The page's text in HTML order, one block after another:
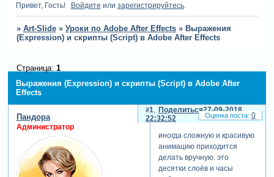
Привет, Гость! Войдите или зарегистрируйтесь.
» Art-Slide » Уроки по Adobe After Effects » Выражения
(Expression) и скрипты (Script) в Adobe After Effects
Выражения (Expression) и скрипты (Script) в Adobe After
Effects
Страница: 1
Поделиться
1
27-09-2018
22:32:52
Пандора
Администратор
иногда сложную и красивую
анимацию приходится
делать вручную. это
десятки слоёв и часы
0